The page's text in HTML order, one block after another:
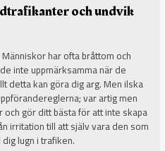
och undvik
har ofta bråttom och
inte uppmärksamma när de
detta kan göra dig arg. Men ilska
var artig men
gör ditt bästa för att inte skapa
irritation till att själv vara den som
lugn i trafiken.